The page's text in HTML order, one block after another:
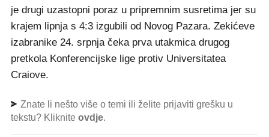
je drugi uzastopni poraz u pripremnim susretima jer su
krajem lipnja s 4:3 izgubili od Novog Pazara. Zekićeve
izabranike 24. srpnja čeka prva utakmica drugog
pretkola Konferencijske lige protiv Universitatea
Craiove.
Znate li nešto više o temi ili želite prijaviti grešku u
tekstu? Kliknite ovdje.